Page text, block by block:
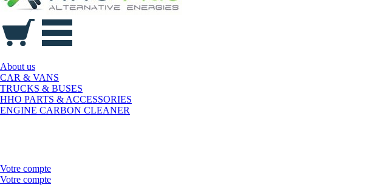
About us
CAR & VANS
TRUCKS & BUSES
HHO PARTS & ACCESSORIES
ENGINE CARBON CLEANER
Votre compte
Votre compte